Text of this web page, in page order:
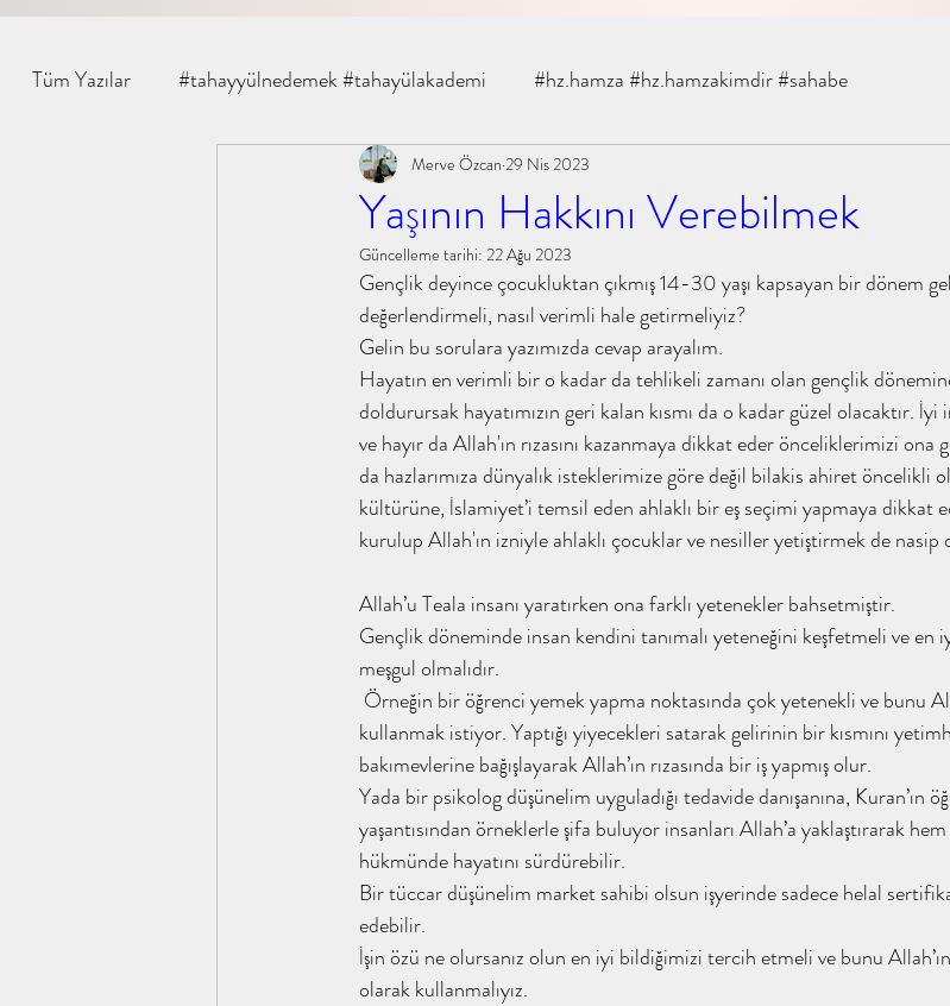
Tüm Yazılar #tahayyülnedemek #tahayülakademi #hz.hamza #hz.hamzakimdir #sahabe
#ebusüfyan #sahabe #güncel #tahayyü #şifabintiabdullah #tahayyülakademi
tahayyülakademi, kitapanaliz, tahay abdullaholmak muhammedeminyıldırım
#sahabeiklimi #m.eminyıldırım #kita #islamınkızına #ihsanşenocak
#yusufunüçgömleği #abdullahyıldız # #kokoloji #tahayyülakademi #tahayyü kokoloji
hilafetten saltanata emeviler dönem tahayyülakademi kitap analizi
tahayyülakademi ene kitap analizi f Ebu Sufyan Kimdir / tahayyülakademi ene /
Yusuf'un Üç Gömleği / tahayyülakade Hz. Hamza Kimdir ? / tahayyülakadem
Sahabe İklimi / tahayyülakademi Abdullah Olmak /
Gökyüzüne Bakmanın Faydaları / taha
Yaşının Hakkını Verebilmek
Merve Özcan 29 Nis 2023
Güncelleme tarihi: 22 Ağu 2023
Gençlik deyince çocukluktan çıkmış 14-30 yaşı kapsayan bir dönem
değerlendirmeli, nasıl verimli hale getirmeliyiz?
Gelin bu sorulara yazımızda cevap arayalım.
Hayatın en verimli bir o kadar da tehlikeli zamanı olan gençlik
doldurursak hayatımızın geri kalan kısmı da o kadar güzel olacaktır.
ve hayır da Allah'ın rızasını kazanmaya dikkat eder önceliklerimizi
da hazlarımıza dünyalık isteklerimize göre değil bilakis ahiret öncelikli
kültürüne, İslamiyet’i temsil eden ahlaklı bir eş seçimi yapmaya dikkat
kurulup Allah'ın izniyle ahlaklı çocuklar ve nesiller yetiştirmek de nasip
Allah’u Teala insanı yaratırken ona farklı yetenekler bahsetmiştir.
Gençlik döneminde insan kendini tanımalı yeteneğini keşfetmeli ve en
meşgul olmalıdır.
kullanmak istiyor. Yaptığı yiyecekleri satarak gelirinin bir kısmını
bakımevlerine bağışlayarak Allah’ın rızasında bir iş yapmış olur.
Yada bir psikolog düşünelim uyguladığı tedavide danışanına, Kuran’ın
yaşantısından örneklerle şifa buluyor insanları Allah’a yaklaştırarak
hükmünde hayatını sürdürebilir.
Bir tüccar düşünelim market sahibi olsun işyerinde sadece helal
edebilir.
İşin özü ne olursanız olun en iyi bildiğimizi tercih etmeli ve bunu
olarak kullanmalıyız.